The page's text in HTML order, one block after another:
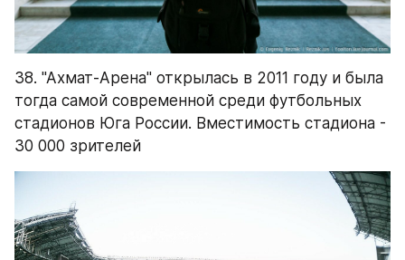
38. "Ахмат-Арена" открылась в 2011 году и была
тогда самой современной среди футбольных
стадионов Юга России. Вместимость стадиона -
30 000 зрителей